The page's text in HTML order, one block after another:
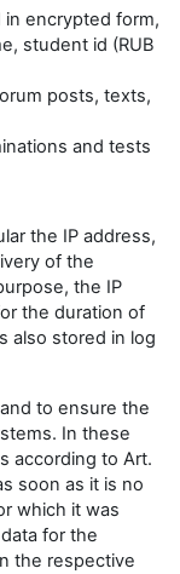
in encrypted form,
student id (RUB
posts, texts,
and tests
the IP address,
of the
the IP
the duration of
also stored in log
to ensure the
In these
according to Art.
soon as it is no
which it was
for the
the respective